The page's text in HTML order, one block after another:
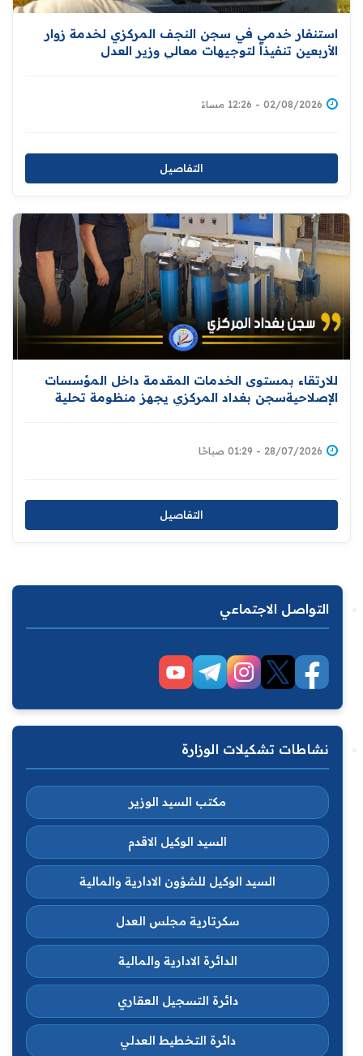
استنفار خدمي في سجن النجف المركزي لخدمة زوار
الأربعين تنفيذاً لتوجيهات معالي وزير العدل
02/08/2026 - 12:26 مساءً
التفاصيل
للارتقاء بمستوى الخدمات المقدمة داخل المؤسسات
الإصلاحيةسجن بغداد المركزي يجهز منظومة تحلية
28/07/2026 - 01:29 صباحًا
التفاصيل
التواصل الاجتماعي
نشاطات تشكيلات الوزارة
مكتب السيد الوزير
السيد الوكيل الاقدم
السيد الوكيل للشؤون الادارية والمالية
سكرتارية مجلس العدل
الدائرة الادارية والمالية
دائرة التسجيل العقاري
دائرة التخطيط العدلي